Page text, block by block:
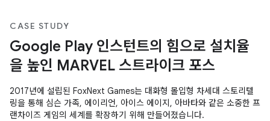
CASE STUDY
Google Play 인스턴트의 힘으로 설치율
을 높인 MARVEL 스트라이크 포스
2017년에 설립된 FoxNext Games는 대화형 몰입형 차세대 스토리텔
링을 통해 심슨 가족, 에이리언, 아이스 에이지, 아바타와 같은 소중한 프
랜차이즈 게임의 세계를 확장하기 위해 만들어졌습니다.